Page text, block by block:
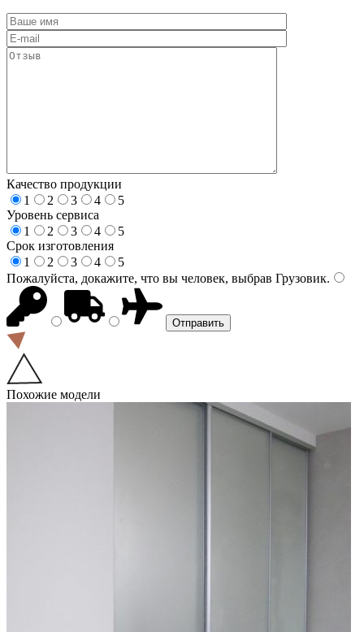
Качество продукции
1
2 3 4
5
Уровень сервиса
1
2 3 4
5
Срок изготовления
1
2 3 4
5
Пожалуйста, докажите, что вы человек, выбрав Грузовик.
Похожие модели